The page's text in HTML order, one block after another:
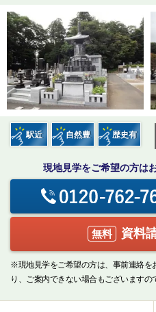
駅近 自然豊 歴史有
現地見学をご希望の方は
無料 資料
※現地見学をご希望の方は、事前連絡を
り、ご案内できない場合もございますの